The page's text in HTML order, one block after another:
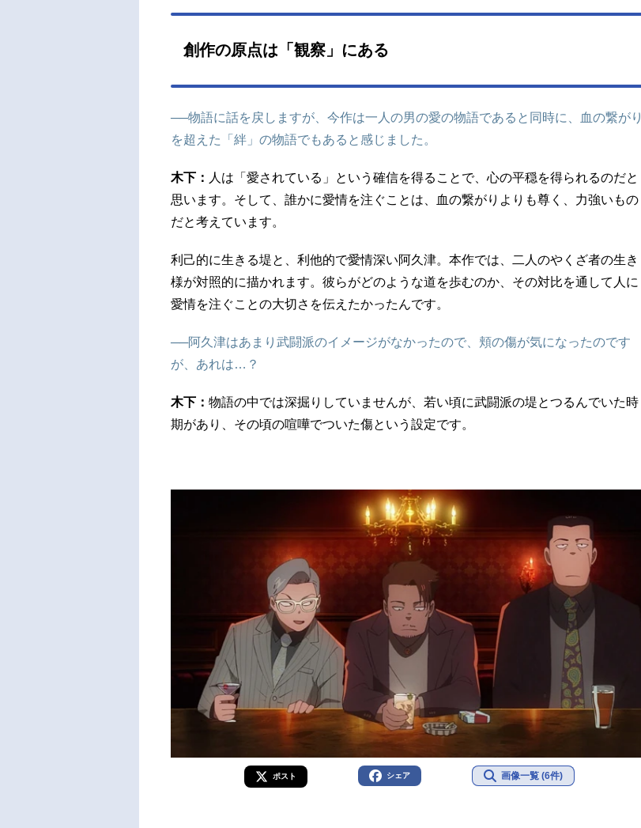
創作の原点は「観察」にある
──物語に話を戻しますが、今作は一人の男の愛の物語であると同時に、血の繋がり
を超えた「絆」の物語でもあると感じました。
木下： 人は「愛されている」という確信を得ることで、心の平穏を得られるのだと
思います。そして、誰かに愛情を注ぐことは、血の繋がりよりも尊く、力強いもの
だと考えています。
利己的に生きる堤と、利他的で愛情深い阿久津。本作では、二人のやくざ者の生き
様が対照的に描かれます。彼らがどのような道を歩むのか、その対比を通して人に
愛情を注ぐことの大切さを伝えたかったんです。
──阿久津はあまり武闘派のイメージがなかったので、頬の傷が気になったのです
が、あれは…？
木下： 物語の中では深掘りしていませんが、若い頃に武闘派の堤とつるんでいた時
期があり、その頃の喧嘩でついた傷という設定です。
ポスト シェア 画像一覧 (6件)
TVアニメ『戦隊大失格』